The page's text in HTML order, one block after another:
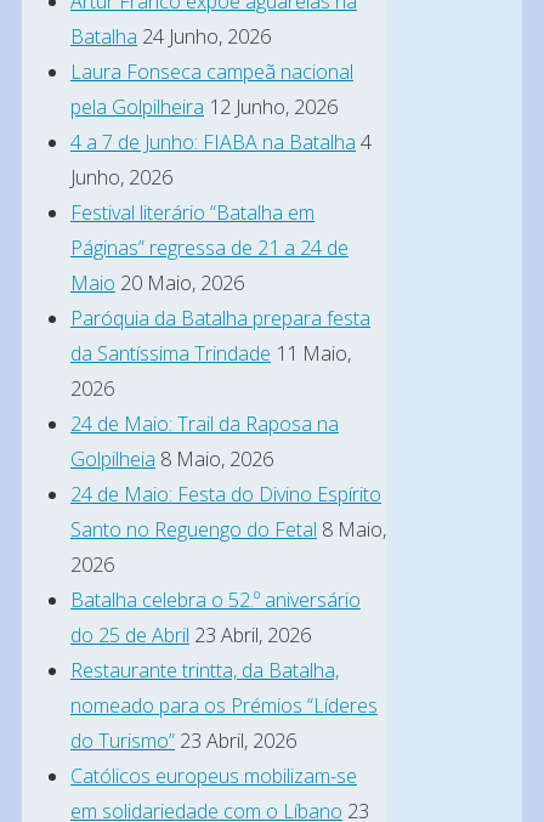
uma
assembleia
pouco
participada,
aliás
como
tem
vindo
a
ser
denotando
duas
coisas:
confiança
nos
directores
que
neste
momento
Batalha 24 Junho, 2026
Laura Fonseca campeã nacional
pela Golpilheira 12 Junho, 2026
4 a 7 de Junho: FIABA na Batalha 4
Junho, 2026
Festival literário “Batalha em
Páginas” regressa de 21 a 24 de
Maio 20 Maio, 2026
Paróquia da Batalha prepara festa
da Santíssima Trindade 11 Maio,
2026
24 de Maio: Trail da Raposa na
Golpilheia 8 Maio, 2026
24 de Maio: Festa do Divino Espírito
Santo no Reguengo do Fetal 8 Maio,
2026
Batalha celebra o 52.º aniversário
do 25 de Abril 23 Abril, 2026
Restaurante trintta, da Batalha,
nomeado para os Prémios “Líderes
do Turismo” 23 Abril, 2026
Católicos europeus mobilizam-se
em solidariedade com o Líbano 23